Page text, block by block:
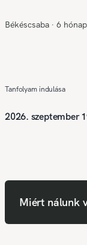
Békéscsaba ∙ 6 hónap
Tanfolyam indulása
2026. szeptember
Miért nálunk